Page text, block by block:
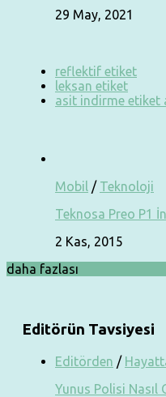
29 May, 2021
reflektif etiket
leksan etiket
asit indirme etiket
Mobil / Teknoloji
Teknosa Preo P1
2 Kas, 2015
daha fazlası
Editörün Tavsiyesi
Editörden /
Yunus Polisi Nasıl